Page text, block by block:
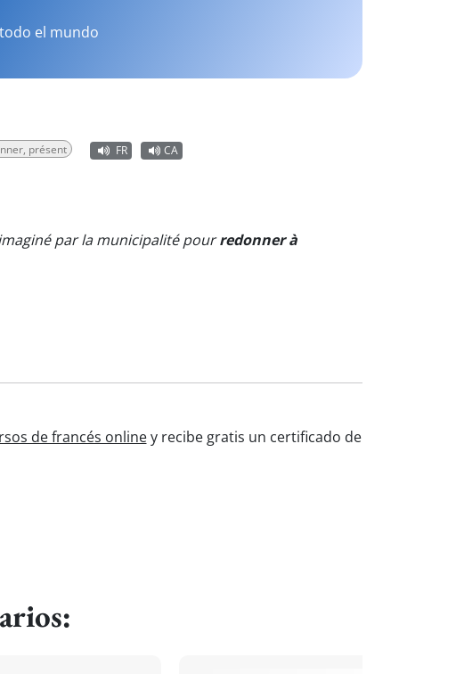
el mundo
présent FR CA
par la municipalité pourredonner à
de francés onliney recibe gratis un certificado de